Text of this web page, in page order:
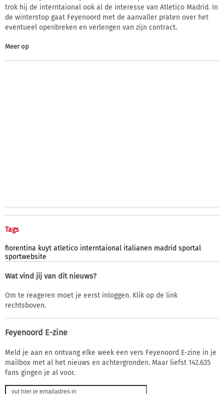
trok hij de interntaional ook al de interesse van Atletico Madrid. In
de winterstop gaat Feyenoord met de aanvaller praten over het
eventueel openbreken en verlengen van zijn contract.
Meer op
Tags
fiorentina kuyt atletico interntaional italianen madrid sportal
sportwebsite
Wat vind jij van dit nieuws?
Om te reageren moet je eerst inloggen. Klik op de link
rechtsboven.
Feyenoord E-zine
Meld je aan en ontvang elke week een vers Feyenoord E-zine in je
mailbox met al het nieuws en achtergronden. Maar liefst 142.635
fans gingen je al voor.